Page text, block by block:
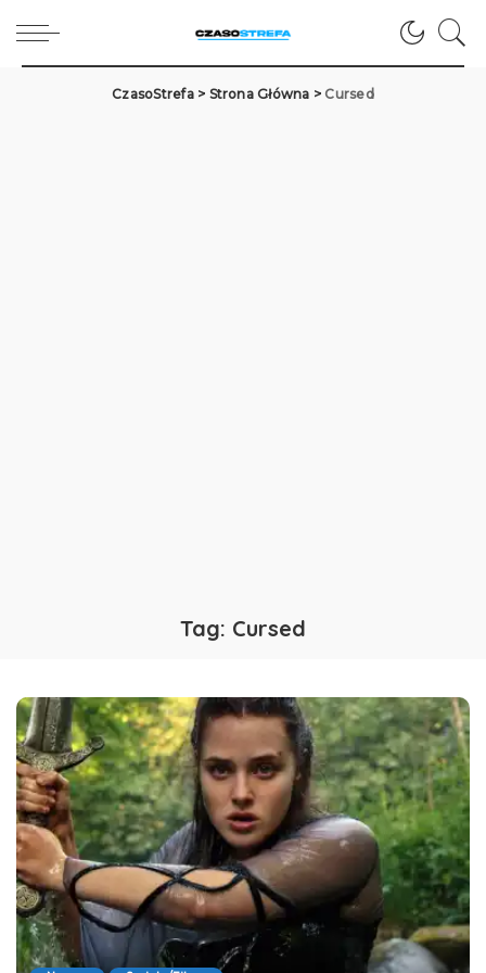
CzasoStrefa> Strona Główna > Cursed
Tag: Cursed